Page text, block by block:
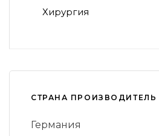
Хирургия
СТРАНА ПРОИЗВОДИТЕЛЬ
Германия